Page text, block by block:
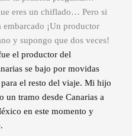
eres un chiflado… Pero si
¡Un productor
y supongo que dos veces!
el productor del
se bajo por movidas
el resto del viaje. Mi hijo
un tramo desde Canarias a
en este momento y